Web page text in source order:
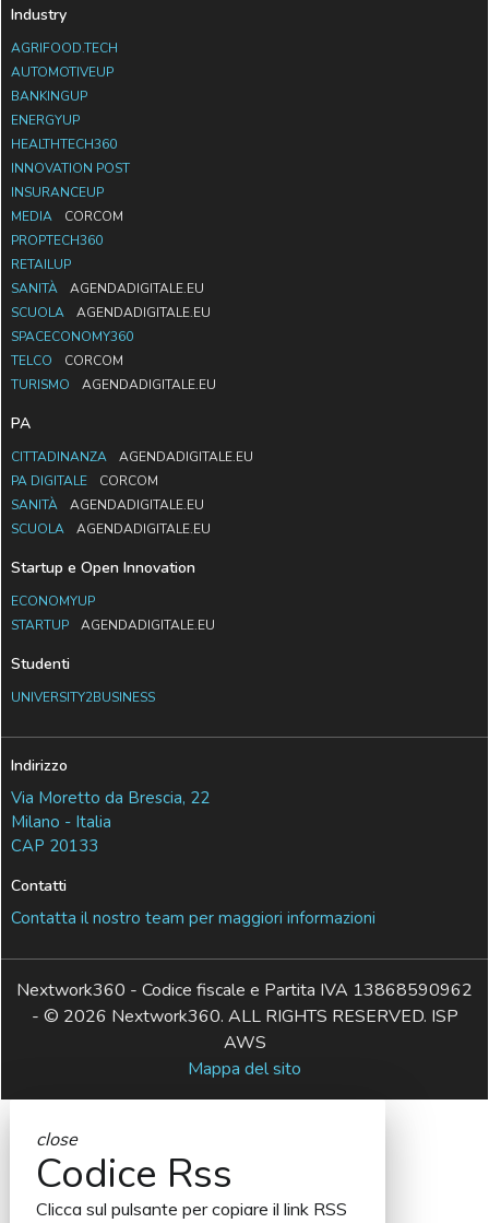
Industry
AGRIFOOD.TECH
AUTOMOTIVEUP
BANKINGUP
ENERGYUP
HEALTHTECH360
INNOVATION POST
INSURANCEUP
MEDIA
CORCOM
PROPTECH360
RETAILUP
SANITÀ
AGENDADIGITALE.EU
SCUOLA
AGENDADIGITALE.EU
SPACECONOMY360
TELCO
CORCOM
TURISMO
AGENDADIGITALE.EU
PA
CITTADINANZA
AGENDADIGITALE.EU
PA DIGITALE
CORCOM
SANITÀ
AGENDADIGITALE.EU
SCUOLA
AGENDADIGITALE.EU
Startup e Open Innovation
ECONOMYUP
STARTUP
AGENDADIGITALE.EU
Studenti
UNIVERSITY2BUSINESS
Indirizzo
Via Moretto da Brescia, 22
Milano - Italia
CAP 20133
Contatti
Contatta il nostro team per maggiori informazioni
Nextwork360 - Codice fiscale e Partita IVA 13868590962
- © 2026 Nextwork360. ALL RIGHTS RESERVED. ISP
AWS
Mappa del sito
close
Codice Rss
Clicca sul pulsante per copiare il link RSS